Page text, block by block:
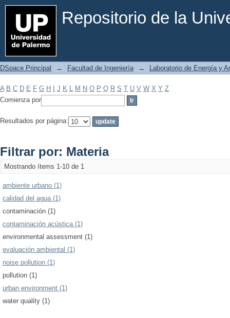
Repositorio de la
Filtrar por: Materia
DSpace Principal → Facultad de Ingeniería → Laboratorio de Energía y
A B C D E F G H J K L M N O P Q R S T U V W X Y Z
Comienza por
Resultados por página:
Filtrar por: Materia
Mostrando ítems 1-10 de 1
ambiente urbano (1)
calidad del agua (1)
contaminación (1)
contaminación acústica (1)
environmental assessment (1)
evaluación ambiental (1)
noise pollution (1)
pollution (1)
urban environment (1)
water quality (1)